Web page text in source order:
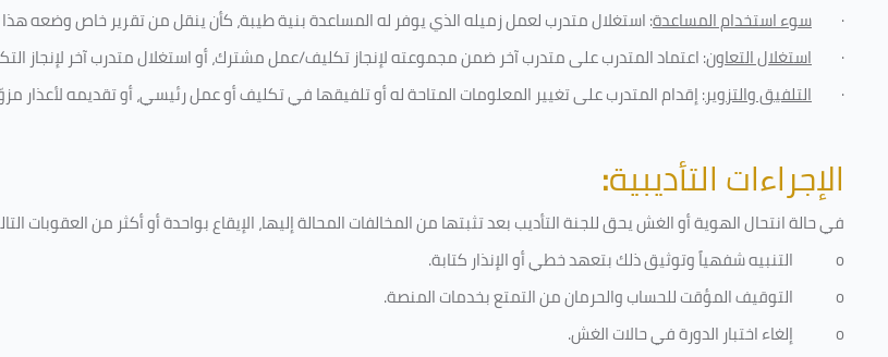
· سوء استخدام المساعدة: استغلال متدرب لعمل زميله الذي يوفر له المساعدة بنية طيبة، كأن ينقل من تقرير خاص وضعه هذا
· استغلال التعاون: اعتماد المتدرب على متدرب آخر ضمن مجموعته لإنجاز تكليف/عمل مشترك، أو استغلال متدرب آخر لإنجاز
· التلفيق والتزوير: إقدام المتدرب على تغيير المعلومات المتاحة له أو تلفيقها في تكليف أو عمل رئيسي، أو تقديمه لأعذار
الإجراءات التأديبية:
في حالة انتحال الهوية أو الغش يحق للجنة التأديب بعد تثبتها من المخالفات المحالة إليها، الإيقاع بواحدة أو أكثر من العقوبات
o
التنبيه شفهياً وتوثيق ذلك بتعهد خطي أو الإنذار كتابة.
o
التوقيف المؤقت للحساب والحرمان من التمتع بخدمات المنصة.
o
إلغاء اختبار الدورة في حالات الغش.